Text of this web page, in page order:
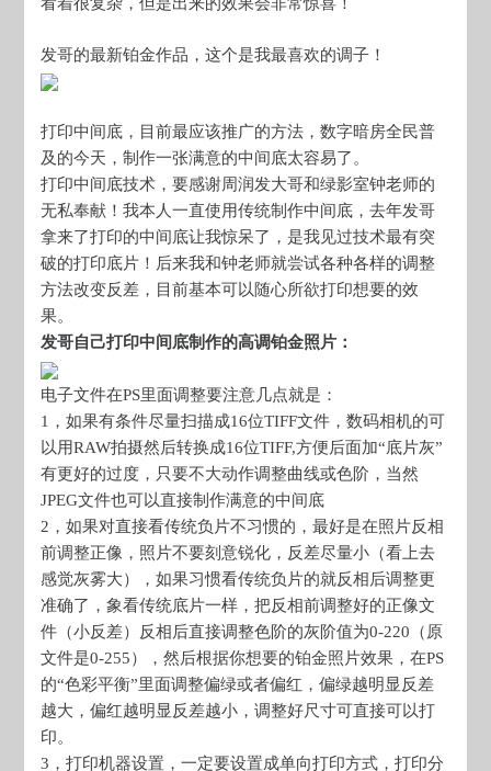
发哥的最新铂金作品，这个是我最喜欢的调子！
打印中间底，目前最应该推广的方法，数字暗房全民普
及的今天，制作一张满意的中间底太容易了。
打印中间底技术，要感谢周润发大哥和绿影室钟老师的
无私奉献！我本人一直使用传统制作中间底，去年发哥
拿来了打印的中间底让我惊呆了，是我见过技术最有突
破的打印底片！后来我和钟老师就尝试各种各样的调整
方法改变反差，目前基本可以随心所欲打印想要的效
果。
发哥自己打印中间底制作的高调铂金照片：
电子文件在PS里面调整要注意几点就是：
1，如果有条件尽量扫描成16位TIFF文件，数码相机的可
以用RAW拍摄然后转换成16位TIFF,方便后面加“底片灰”
有更好的过度，只要不大动作调整曲线或色阶，当然
JPEG文件也可以直接制作满意的中间底
2，如果对直接看传统负片不习惯的，最好是在照片反相
前调整正像，照片不要刻意锐化，反差尽量小（看上去
感觉灰雾大），如果习惯看传统负片的就反相后调整更
准确了，象看传统底片一样，把反相前调整好的正像文
件（小反差）反相后直接调整色阶的灰阶值为0-220（原
文件是0-255），然后根据你想要的铂金照片效果，在PS
的“色彩平衡”里面调整偏绿或者偏红，偏绿越明显反差
越大，偏红越明显反差越小，调整好尺寸可直接可以打
印。
3，打印机器设置，一定要设置成单向打印方式，打印分